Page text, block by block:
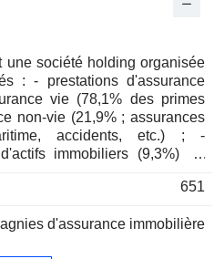
une société holding organisée
vie (78,1% des primes
non-vie (21,9% ; assurances
accidents, etc.) ; -
immobiliers (9,3%) ; -
651
d'assurance immobilière